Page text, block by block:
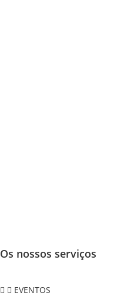
Os nossos serviços
EVENTOS